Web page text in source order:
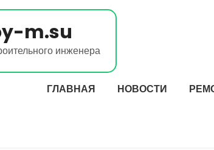
m.su
инженера
ГЛАВНАЯ НОВОСТИ